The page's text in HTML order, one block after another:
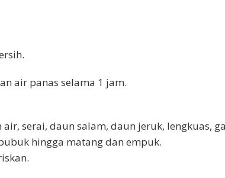
air panas selama 1 jam.
air, serai, daun salam, daun jeruk, lengkuas,
hingga matang dan empuk.